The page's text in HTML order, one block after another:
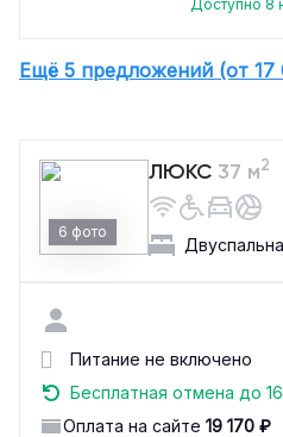
Доступно 8
Ещё 5 предложений (от 17
6 фото
ЛЮКС 37 м2
Питание не включено
Бесплатная отмена до
Оплата на сайте 19 170 ₽